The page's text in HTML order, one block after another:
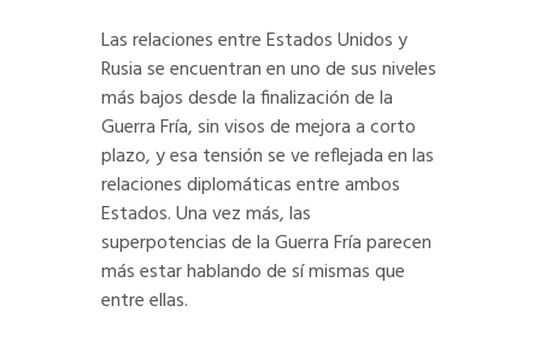
Las relaciones entre Estados Unidos y
Rusia se encuentran en uno de sus niveles
más bajos desde la finalización de la
Guerra Fría, sin visos de mejora a corto
plazo, y esa tensión se ve reflejada en las
relaciones diplomáticas entre ambos
Estados. Una vez más, las
superpotencias de la Guerra Fría parecen
más estar hablando de sí mismas que
entre ellas.